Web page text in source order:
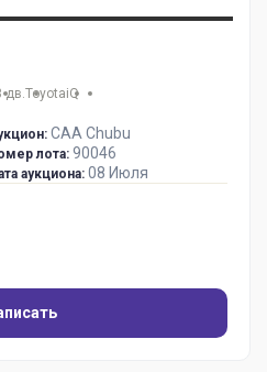
дв.ToyotaiQ
CAA Chubu
лота: 90046
аукциона: 08 Июля